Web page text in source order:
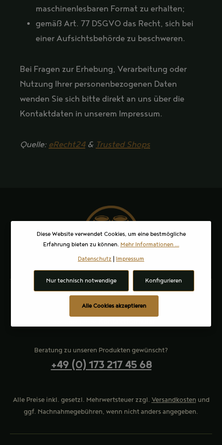
maschinenlesbaren Format zu erhalten;
gemäß Art. 77 DSGVO das Recht, sich bei
einer Aufsichtsbehörde zu beschweren.
Bei Fragen zur Erhebung, Verarbeitung oder
Nutzung Ihrer personenbezogenen Daten
wenden Sie sich bitte direkt an uns über die
Kontaktdaten in unserem Impressum.
Quelle: eRecht24& Trusted Shops
Mo-Fr, 07:00 - 17:00 Uhr
Beratung zu unseren Produkten gewünscht?
+49 (0) 173 217 45 68
Alle Preise inkl. gesetzl. Mehrwertsteuer zzgl. Versandkosten und
ggf. Nachnahmegebühren, wenn nicht anders angegeben.
Diese Website verwendet Cookies, um eine bestmögliche
Erfahrung bieten zu können. Mehr Informationen ...
Datenschutz
Impressum
Nur technisch notwendige Konfigurieren
Alle Cookies akzeptieren